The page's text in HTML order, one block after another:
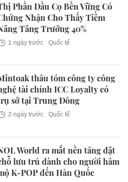
Phần Dầu Cọ Bền Vững Có
Nhận Cho Thấy Tiềm
Tăng Trưởng 40%
1 ngày trước Quốc tế
thâu tóm công ty công
tài chính ICC Loyalty có
sở tại Trung Đông
2 ngày trước Quốc tế
World ra mắt nền tảng đặt
lưu trú dành cho người hâm
K-POP đến Hàn Quốc